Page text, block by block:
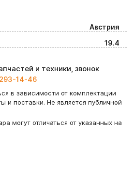
Австрия
19.4
и техники, звонок
14-46
в зависимости от комплектации
и поставки. Не является публичной
могут отличаться от указанных на